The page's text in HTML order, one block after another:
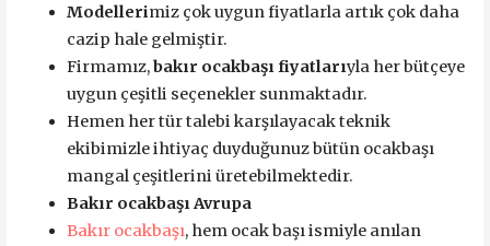
Modellerimiz çok uygun fiyatlarla artık çok daha
cazip hale gelmiştir.
Firmamız,bakır ocakbaşı fiyatlarıyla her bütçeye
uygun çeşitli seçenekler sunmaktadır.
Hemen her tür talebi karşılayacak teknik
ekibimizle ihtiyaç duyduğunuz bütün ocakbaşı
mangal çeşitlerini üretebilmektedir.
Bakır ocakbaşı Avrupa
Bakır ocakbaşı, hem ocak başı ismiyle anılan